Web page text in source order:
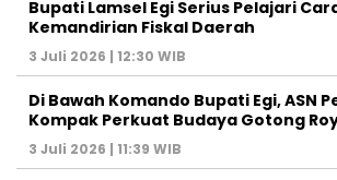
Bupati Lamsel Egi Serius Pelajari
Kemandirian Fiskal Daerah
3 Juli 2026 | 12:30 WIB
Di Bawah Komando Bupati Egi, ASN
Kompak Perkuat Budaya Gotong
3 Juli 2026 | 11:39 WIB